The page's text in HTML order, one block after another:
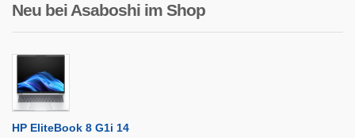
Neu bei Asaboshi im Shop
HP EliteBook 8 G1i 14